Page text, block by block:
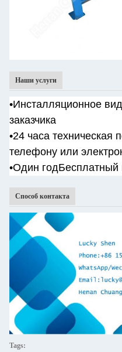
Наши услуги
•Инсталляционное
заказчика
•24 часа техническая
телефону или
•Один годБесплатный
Способ контакта
Tags: